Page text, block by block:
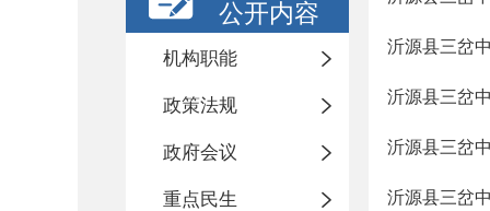
公开内容
机构职能
政策法规
政府会议
重点民生
沂源县三岔
沂源县三岔
沂源县三岔
沂源县三岔